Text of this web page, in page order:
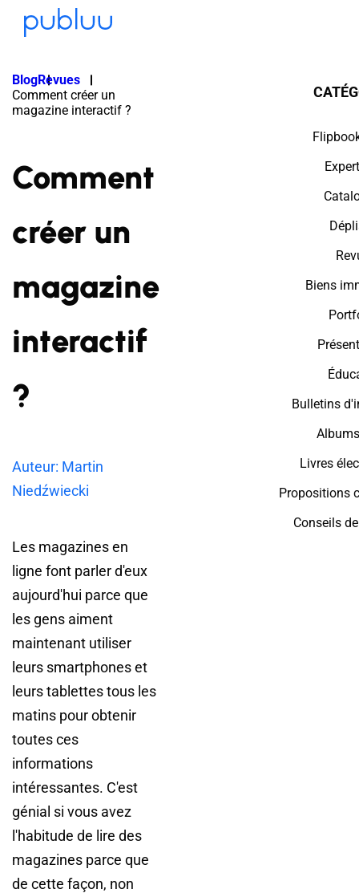
BlogRevues
Comment créer un
magazine interactif ?
Comment
créer un
magazine
interactif
?
Auteur: Martin
Niedźwiecki
Les magazines en
ligne font parler d'eux
aujourd'hui parce que
les gens aiment
maintenant utiliser
leurs smartphones et
leurs tablettes tous les
matins pour obtenir
toutes ces
informations
intéressantes. C'est
génial si vous avez
l'habitude de lire des
magazines parce que
de cette façon, non
Biens
Bulletins
Livres
Propositions
Conseils